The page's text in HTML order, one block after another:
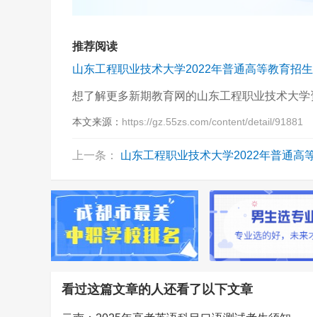
推荐阅读
山东工程职业技术大学2022年普通高等教育招
想了解更多新期教育网的山东工程职业技术大学
本文来源： https://gz.55zs.com/content/detail/91881
上一条： 山东工程职业技术大学2022年普通高等教育
看过这篇文章的人还看了以下文章